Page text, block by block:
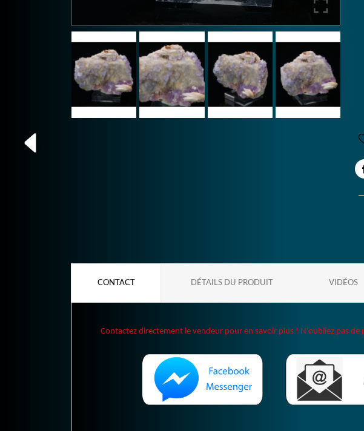
CONTACT DÉTAILS DU PRODUIT VIDÉOS
Contactez directement le vendeur pour en savoir plus ! N'oubliez pas